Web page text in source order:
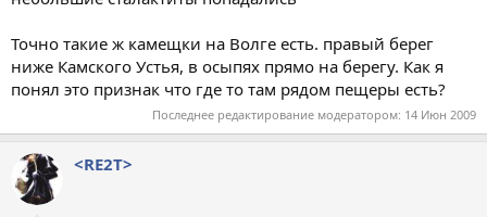
Точно такие ж камещки на Волге есть. правый берег
ниже Камского Устья, в осыпях прямо на берегу. Как я
понял это признак что где то там рядом пещеры есть?
Последнее редактирование модератором: 14 Июн 2009
<RE2T>